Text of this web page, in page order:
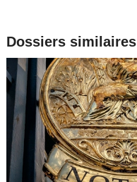
Dossiers similaires